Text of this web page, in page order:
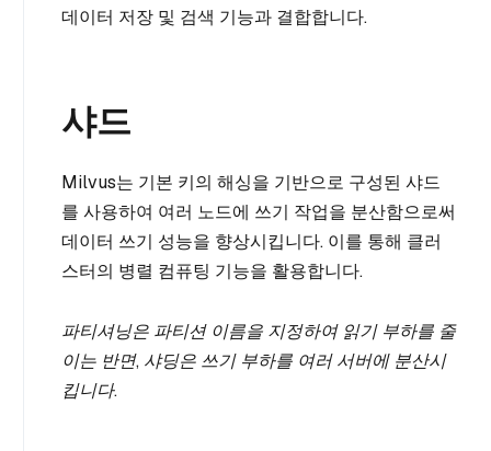
데이터 저장 및 검색 기능과 결합합니다.
샤드
Milvus는 기본 키의 해싱을 기반으로 구성된 샤드
를 사용하여 여러 노드에 쓰기 작업을 분산함으로써
데이터 쓰기 성능을 향상시킵니다. 이를 통해 클러
스터의 병렬 컴퓨팅 기능을 활용합니다.
파티셔닝은 파티션 이름을 지정하여 읽기 부하를 줄
이는 반면, 샤딩은 쓰기 부하를 여러 서버에 분산시
킵니다.